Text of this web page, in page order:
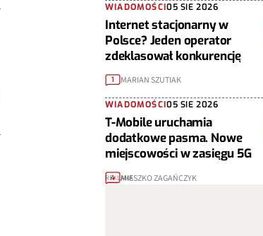
WIADOMOŚCI05 SIE 2026
Internet stacjonarny w
Polsce? Jeden operator
zdeklasował konkurencję
1 MARIAN SZUTIAK
WIADOMOŚCI05 SIE 2026
T-Mobile uruchamia
dodatkowe pasma. Nowe
miejscowości w zasięgu 5G
4 MIESZKO ZAGAŃCZYK